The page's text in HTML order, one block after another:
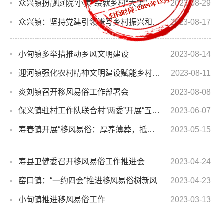
众兴镇扮靓庭院“小美”绘就乡村“大美” 2023-08-29
众兴镇：坚持党建引领谱写乡村振兴和美画卷 2023-08-17
小甸镇多举措推动乡风文明建设 2023-08-14
迎河镇强化农村精神文明建设赋能乡村振兴 2023-08-11
炎刘镇召开移风易俗工作部署会 2023-08-08
保义镇驻村工作队联合村“两委”开展“五好家庭、最美家庭”评比活动 2023-06-07
寿春镇开展“移风易俗：厚养薄葬，抵制高价彩礼”宣传活动 2023-05-15
寿县卫健委召开移风易俗工作推进会 2023-04-24
窑口镇：“一约四会”推进移风易俗树新风 2023-04-23
小甸镇推进移风易俗工作 2023-03-13